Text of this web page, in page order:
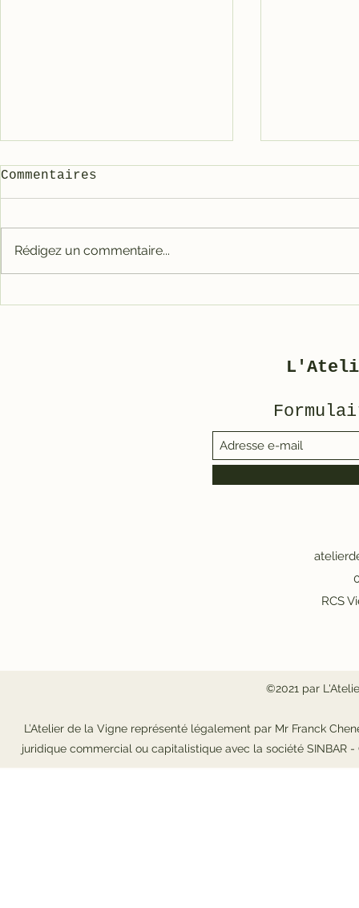
Commentaires
Rédigez un commentaire...
RCS
©2021 par
L’Atelier de la Vigne représenté légalement par Mr Franck
juridique commercial ou capitalistique avec la société SINBAR